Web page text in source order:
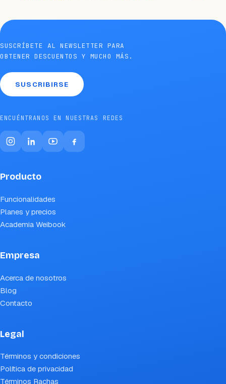
SUSCRÍBETE AL NEWSLETTER PARA
OBTENER DESCUENTOS Y MUCHO MÁS.
SUSCRIBIRSE
ENCUÉNTRANOS EN NUESTRAS REDES
Producto
Funcionalidades
Planes y precios
Academia Weibook
Empresa
Acerca de nosotros
Blog
Contacto
Legal
Términos y condiciones
Política de privacidad
Términos Rachas